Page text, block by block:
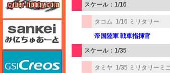
スケール：1/16
タコム 1/16 ミリタリー
帝国陸軍 戦車指揮官
スケール：1/35
タミヤ 1/35 ミリタリーミ
さんけい みにちゅあーと
GSIクレオス